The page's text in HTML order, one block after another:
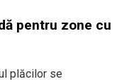
pentru zone cu
plăcilor se